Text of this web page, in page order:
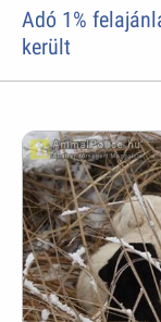
Adó 1%
került